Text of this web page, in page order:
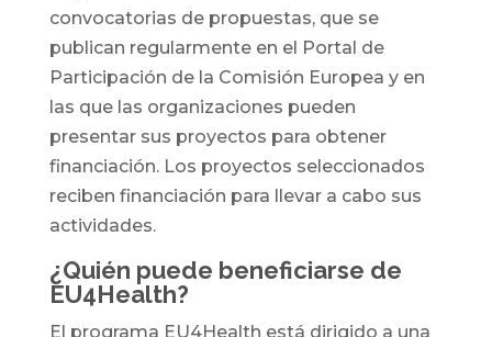
convocatorias de propuestas, que se
publican regularmente en el Portal de
Participación de la Comisión Europea y en
las que las organizaciones pueden
presentar sus proyectos para obtener
financiación. Los proyectos seleccionados
reciben financiación para llevar a cabo sus
actividades.
¿Quién puede beneficiarse de
EU4Health?
El programa EU4Health está dirigido a una